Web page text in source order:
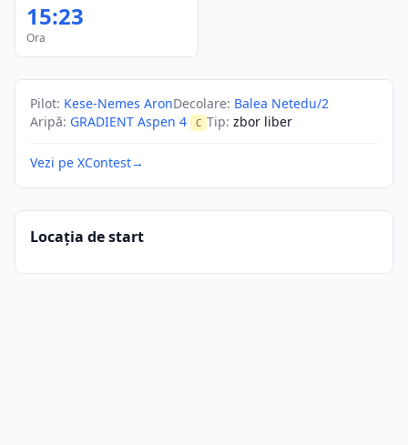
15:23
Ora
Pilot: Kese-Nemes AronDecolare: Balea Netedu/2
Aripă: GRADIENT Aspen 4 C Tip: zbor liber
Vezi pe XContest→
Locația de start